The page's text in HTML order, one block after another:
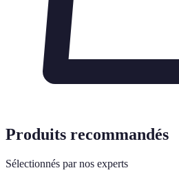
Produits recommandés
Sélectionnés par nos experts